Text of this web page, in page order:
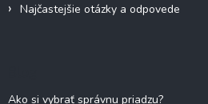
Najčastejšie otázky a odpovede
Ako si vybrať správnu priadzu?